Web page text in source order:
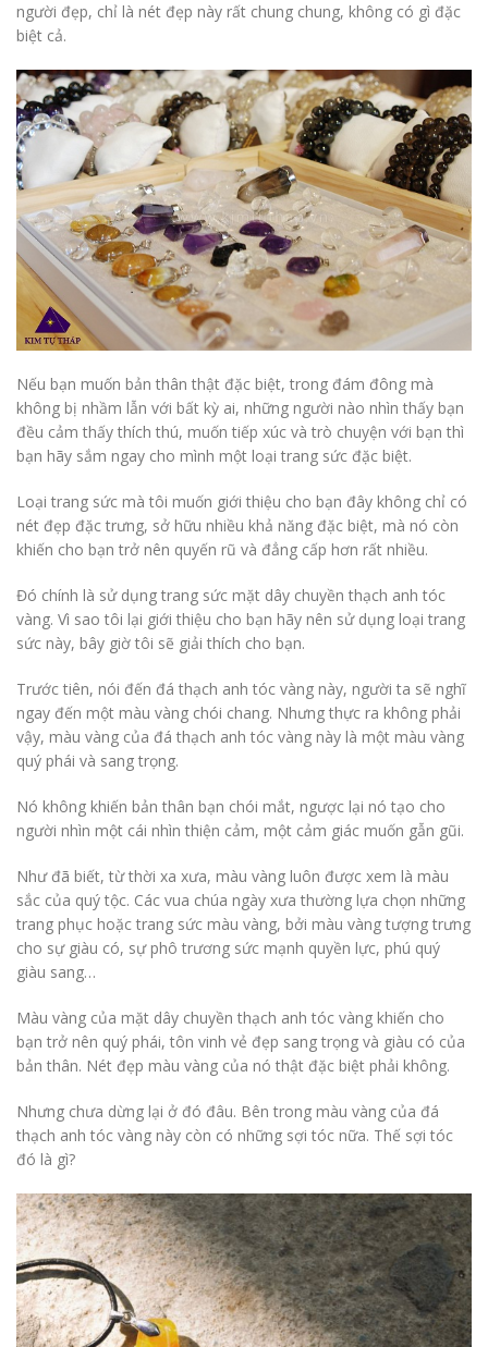
người đẹp, chỉ là nét đẹp này rất chung chung, không có gì đặc
biệt cả.
Nếu bạn muốn bản thân thật đặc biệt, trong đám đông mà
không bị nhầm lẫn với bất kỳ ai, những người nào nhìn thấy bạn
đều cảm thấy thích thú, muốn tiếp xúc và trò chuyện với bạn thì
bạn hãy sắm ngay cho mình một loại trang sức đặc biệt.
Loại trang sức mà tôi muốn giới thiệu cho bạn đây không chỉ có
nét đẹp đặc trưng, sở hữu nhiều khả năng đặc biệt, mà nó còn
khiến cho bạn trở nên quyến rũ và đẳng cấp hơn rất nhiều.
Đó chính là sử dụng trang sức mặt dây chuyền thạch anh tóc
vàng. Vì sao tôi lại giới thiệu cho bạn hãy nên sử dụng loại trang
sức này, bây giờ tôi sẽ giải thích cho bạn.
Trước tiên, nói đến đá thạch anh tóc vàng này, người ta sẽ nghĩ
ngay đến một màu vàng chói chang. Nhưng thực ra không phải
vậy, màu vàng của đá thạch anh tóc vàng này là một màu vàng
quý phái và sang trọng.
Nó không khiến bản thân bạn chói mắt, ngược lại nó tạo cho
người nhìn một cái nhìn thiện cảm, một cảm giác muốn gẫn gũi.
Như đã biết, từ thời xa xưa, màu vàng luôn được xem là màu
sắc của quý tộc. Các vua chúa ngày xưa thường lựa chọn những
trang phục hoặc trang sức màu vàng, bởi màu vàng tượng trưng
cho sự giàu có, sự phô trương sức mạnh quyền lực, phú quý
giàu sang…
Màu vàng của mặt dây chuyền thạch anh tóc vàng khiến cho
bạn trở nên quý phái, tôn vinh vẻ đẹp sang trọng và giàu có của
bản thân. Nét đẹp màu vàng của nó thật đặc biệt phải không.
Nhưng chưa dừng lại ở đó đâu. Bên trong màu vàng của đá
thạch anh tóc vàng này còn có những sợi tóc nữa. Thế sợi tóc
đó là gì?